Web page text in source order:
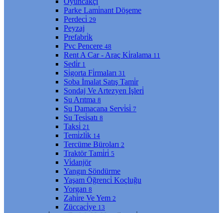
Parke Lami̇nant Döşeme
Perdeci̇ 29
Peyzaj
Prefabri̇k
Pvc Pencere 48
Rent A Car - Araç Ki̇ralama 11
Sedi̇r 1
Si̇gorta Fi̇rmaları 31
Soba İmalat Satış Tami̇r
Sondaj Ve Artezyen İşleri̇
Su Arıtma 8
Su Damacana Servi̇si̇ 7
Su Tesi̇satı 8
Taksi̇ 21
Temi̇zli̇k 14
Tercüme Büroları 2
Traktör Tami̇ri̇ 5
Vi̇danjör
Yangın Söndürme
Yaşam Öğrenci̇ Koçluğu
Yorgan 8
Zahi̇re Ve Yem 2
Züccaci̇ye 13